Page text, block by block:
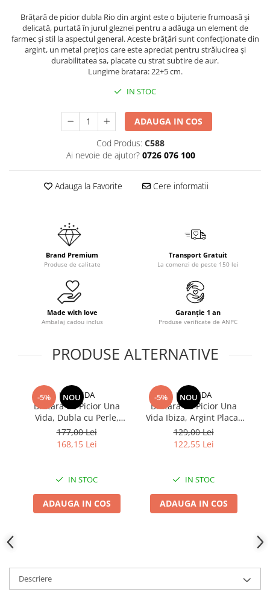
Brățară de picior dubla Rio din argint este o bijuterie frumoasă și
delicată, purtată în jurul gleznei pentru a adăuga un element de
farmec și stil la aspectul general. Aceste brățări sunt confecționate din
argint, un metal prețios care este apreciat pentru strălucirea și
durabilitatea sa, placate cu strat subtire de aur.
Lungime bratara: 22+5 cm.
IN STOC
ADAUGA IN COS
Cod Produs: C588
Ai nevoie de ajutor? 0726 076 100
Adauga la Favorite Cere informatii
Brand Premium
Produse de calitate
Transport Gratuit
La comenzi de peste 150 lei
Made with love
Ambalaj cadou inclus
Garanție 1 an
Produse verificate de ANPC
PRODUSE ALTERNATIVE
-5% NOU
UNA VIDA
Bratara de Picior Una
Vida, Dubla cu Perle,
Argint
177,00 Lei
168,15 Lei
IN STOC
ADAUGA IN COS
-5% NOU
UNA VIDA
Bratara de Picior Una
Vida Ibiza, Argint Placat
cu Aur
129,00 Lei
122,55 Lei
IN STOC
ADAUGA IN COS
Descriere